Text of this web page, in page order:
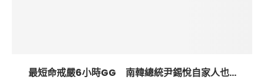
最短命戒嚴6小時GG 南韓總統尹錫悅自家人也...